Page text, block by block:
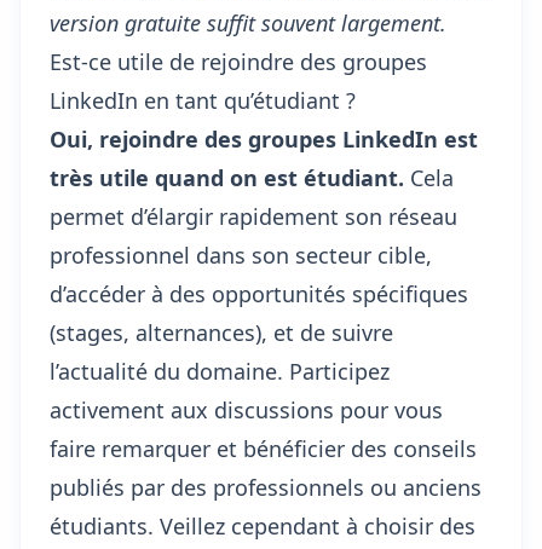
version gratuite suffit souvent largement.
Est-ce utile de rejoindre des groupes
LinkedIn en tant qu’étudiant ?
Oui, rejoindre des groupes LinkedIn est
très utile quand on est étudiant. Cela
permet d’élargir rapidement son réseau
professionnel dans son secteur cible,
d’accéder à des opportunités spécifiques
(stages, alternances), et de suivre
l’actualité du domaine. Participez
activement aux discussions pour vous
faire remarquer et bénéficier des conseils
publiés par des professionnels ou anciens
étudiants. Veillez cependant à choisir des